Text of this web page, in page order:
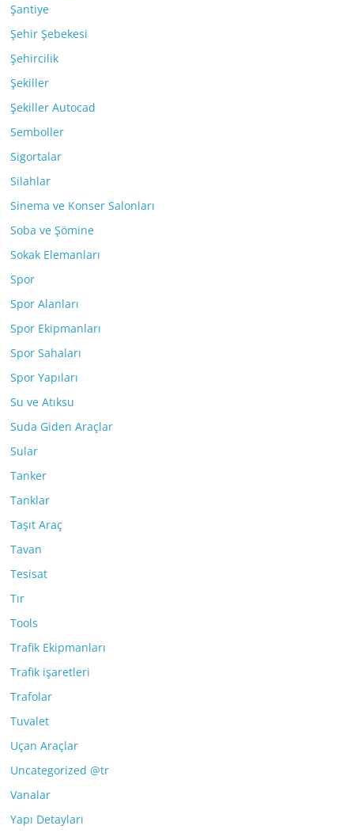
Şantiye
Şehir Şebekesi
Şehircilik
Şekiller
Şekiller Autocad
Semboller
Sigortalar
Silahlar
Sinema ve Konser Salonları
Soba ve Şömine
Sokak Elemanları
Spor
Spor Alanları
Spor Ekipmanları
Spor Sahaları
Spor Yapıları
Su ve Atıksu
Suda Giden Araçlar
Sular
Tanker
Tanklar
Taşıt Araç
Tavan
Tesisat
Tır
Tools
Trafik Ekipmanları
Trafik işaretleri
Trafolar
Tuvalet
Uçan Araçlar
Uncategorized @tr
Vanalar
Yapı Detayları